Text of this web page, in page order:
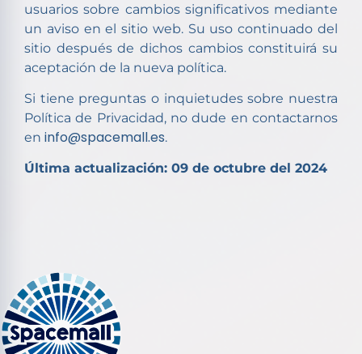
usuarios sobre cambios significativos mediante
un aviso en el sitio web. Su uso continuado del
sitio después de dichos cambios constituirá su
aceptación de la nueva política.
Si tiene preguntas o inquietudes sobre nuestra
Política de Privacidad, no dude en contactarnos
en info@spacemall.es.
Última actualización: 09 de octubre del 2024